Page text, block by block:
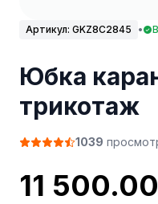
Артикул: GKZ8C2845 •
Юбка
трикотаж
1039
11